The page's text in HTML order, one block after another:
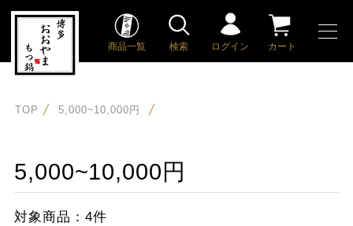
商品一覧 検索 ログイン カート
TOP 5,000~10,000円
5,000~10,000円
対象商品： 4件